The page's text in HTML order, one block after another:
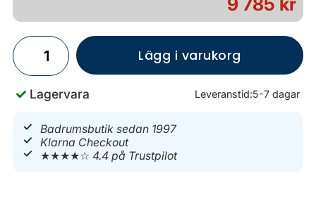
Lägg i varukorg
Lagervara Leveranstid:5-7 dagar
Badrumsbutik sedan 1997
Klarna Checkout
★★★★☆4.4 på Trustpilot